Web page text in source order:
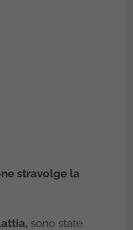
stravolge la
sono state